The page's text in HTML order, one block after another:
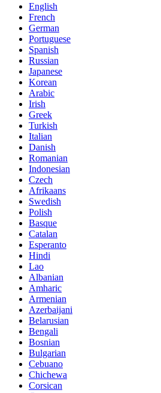
English
French
German
Portuguese
Spanish
Russian
Japanese
Korean
Arabic
Irish
Greek
Turkish
Italian
Danish
Romanian
Indonesian
Czech
Afrikaans
Swedish
Polish
Basque
Catalan
Esperanto
Hindi
Lao
Albanian
Amharic
Armenian
Azerbaijani
Belarusian
Bengali
Bosnian
Bulgarian
Cebuano
Chichewa
Corsican